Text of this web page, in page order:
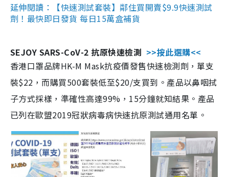
延伸閱讀：【快速測試套裝】鄰住買開賣$9.9快速測試
劑！最快即日發貨 每日15萬盒補貨
SEJOY SARS-CoV-2 抗原快速檢測 >>按此選購<<
香港口罩品牌HK-M Mask抗疫價發售快速檢測劑，單支
裝$22，而購買500套裝低至$20/支買到。產品以鼻咽拭
子方式採樣，準確性高達99%，15分鐘就知結果。產品
已列在歐盟2019冠狀病毒病快速抗原測試通用名單。